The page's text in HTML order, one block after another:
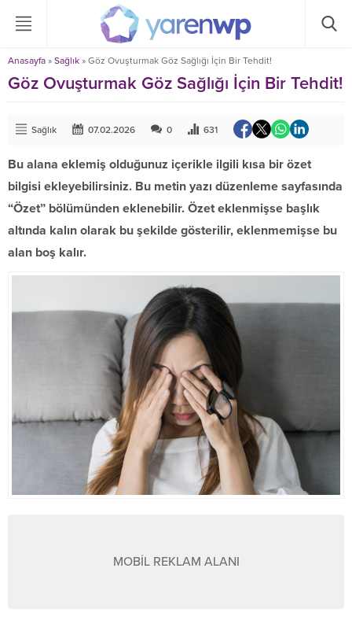
Anasayfa » Sağlık » Göz Ovuşturmak Göz Sağlığı İçin Bir Tehdit!
Göz Ovuşturmak Göz Sağlığı İçin Bir Tehdit!
Sağlık 07.02.2026 0 631
Bu alana eklemiş olduğunuz içerikle ilgili kısa bir özet
bilgisi ekleyebilirsiniz. Bu metin yazı düzenleme sayfasında
“Özet” bölümünden eklenebilir. Özet eklenmişse başlık
altında kalın olarak bu şekilde gösterilir, eklenmemişse bu
alan boş kalır.
MOBİL REKLAM ALANI